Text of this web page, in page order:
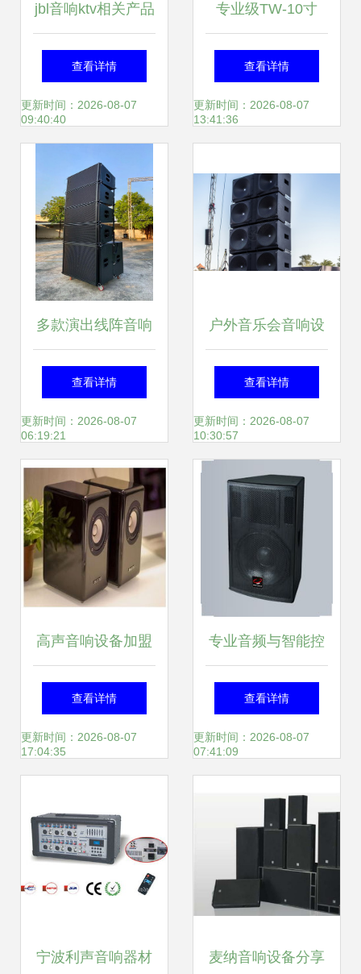
jbl音响ktv相关产品
推荐
查看详情
更新时间：2026-08-07
09:40:40
专业级TW-10寸
4+2线阵音响 进口
品质打造震撼现场
查看详情
更新时间：2026-08-07
13:41:36
多款演出线阵音响
设备 舞台震撼力的
核心保障
查看详情
更新时间：2026-08-07
06:19:21
户外音乐会音响设
备选配指南
查看详情
更新时间：2026-08-07
10:30:57
高声音响设备加盟
评估 机遇、优势与
路径
查看详情
更新时间：2026-08-07
17:04:35
专业音频与智能控
制一站式解决方案
陕西太极电声科技
查看详情
更新时间：2026-08-07
07:41:09
宁波利声音响器材 麦纳音响设备分享